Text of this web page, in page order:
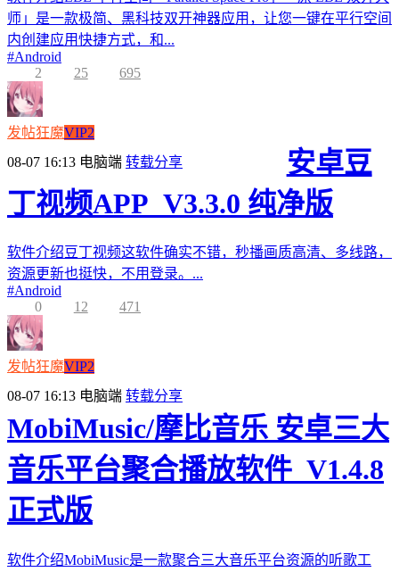
师」是一款极简、黑科技双开神器应用，让您一键在平行空间
内创建应用快捷方式，和...
#Android
2
25 695
发帖狂魔VIP2
08-07 16:13 电脑端 转载分享
安卓豆
丁视频APP_V3.3.0 纯净版
软件介绍豆丁视频这软件确实不错，秒播画质高清、多线路，
资源更新也挺快，不用登录。...
#Android
0
12 471
发帖狂魔VIP2
08-07 16:13 电脑端 转载分享
MobiMusic/摩比音乐 安卓三大
音乐平台聚合播放软件_V1.4.8
正式版
软件介绍MobiMusic是一款聚合三大音乐平台资源的听歌工